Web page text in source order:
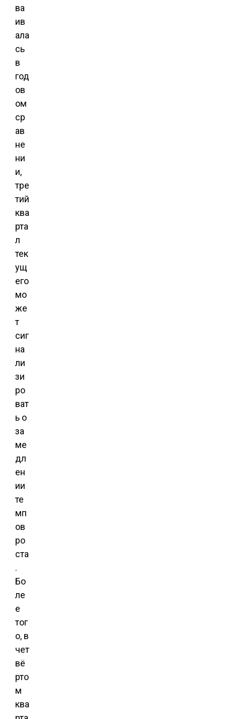
ва
ив
ала
сь
в
год
ов
ом
ср
ав
не
ни
и,
тре
тий
ква
рта
л
тек
ущ
его
мо
же
т
сиг
на
ли
зи
ро
ват
ь о
за
ме
дл
ен
ии
те
мп
ов
ро
ста
.
Бо
ле
е
тог
о, в
чет
вё
рто
м
ква